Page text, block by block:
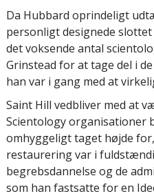
Da Hubbard oprindeligt
personligt designede
det voksende antal
Grinstead for at tage del i
han var i gang med at
Saint Hill vedbliver med at
Scientology organisationer
omhyggeligt taget højde
restaurering var i
begrebsdannelse og de
som han fastsatte for en